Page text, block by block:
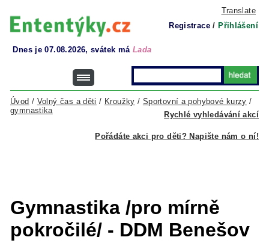
Translate
Registrace / Přihlášení
Dnes je 07.08.2026, svátek má Lada
Rychlé vyhledávání akcí
Úvod / Volný čas a děti / Kroužky / Sportovní a pohybové kurzy /
gymnastika
Pořádáte akci pro děti? Napište nám o ní!
Gymnastika /pro mírně
pokročilé/ - DDM Benešov